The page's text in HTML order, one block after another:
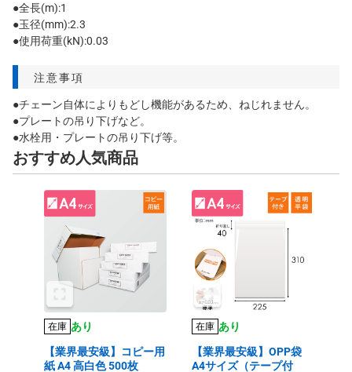
●全長(m):1
●玉径(mm):2.3
●使用荷重(kN):0.03
注意事項
●チェーン自体によりもどし機能があるため、ねじれません。
●プレートの吊り下げなど。
●水栓用・プレートの吊り下げ等。
おすすめ人気商品
在庫 あり
【業界最安級】コピー用
紙 A4 高白色 500枚
在庫 あり
【業界最安級】OPP袋
A4サイズ（テープ付